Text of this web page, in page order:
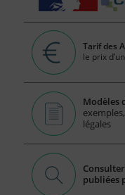
Tarif des
le prix
Modèles
légales
publiées